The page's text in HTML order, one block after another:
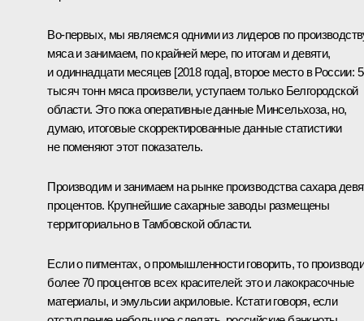
Во-первых, мы являемся одними из лидеров по
мяса и занимаем, по крайней мере, по итогам и девяти,
и одиннадцати месяцев [2018 года], второе место в России:
тысяч тонн мяса произвели, уступаем только Белгородской
области. Это пока оперативные данные Минсельхоза, но,
думаю, итоговые скорректированные данные статистики
не поменяют этот показатель.
Производим и занимаем на рынке производства сахара
процентов. Крупнейшие сахарные заводы размещены
территориально в Тамбовской области.
Если о пигментах, о промышленности говорить, то
более 70 процентов всех красителей: это и лакокрасочные
материалы, и эмульсии акриловые. Кстати говоря, если